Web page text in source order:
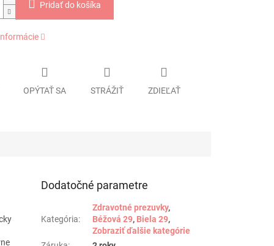
Pridať do košíka
OPÝTAŤ SA STRÁŽIŤ ZDIEĽAŤ
Dodatočné parametre
Kategória:
Zdravotné prezuvky,
Béžová 29, Biela 29,
Zobraziť ďalšie kategórie